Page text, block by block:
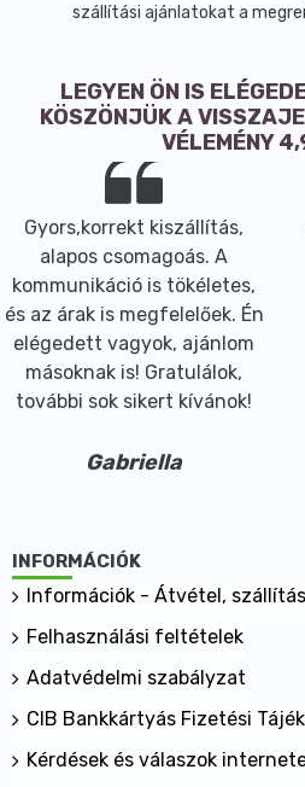
szállítási ajánlatokat a
LEGYEN ÖN IS
KÖSZÖNJÜK A
VÉLEMÉNY
Gyors,korrekt kiszállítás,
alapos csomagoás. A
kommunikáció is tökéletes,
és az árak is megfelelőek. Én
elégedett vagyok, ajánlom
másoknak is! Gratulálok,
további sok sikert kívánok!
Gabriella
INFORMÁCIÓK
Információk - Átvétel,
Felhasználási feltételek
Adatvédelmi szabályzat
CIB Bankkártyás Fizetési
Kérdések és válaszok